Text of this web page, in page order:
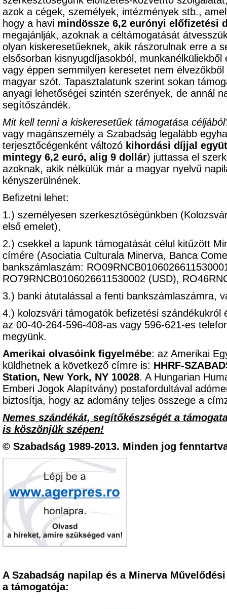
azok a cégek, személyek, intézmények stb.,
hogy a havi mindössze 6,2 eurónyi előfizetési
megajánlják, azoknak a céltámogatását
olyan kiskeresetűeknek, akik rászorulnak erre a
elsősorban kisnyugdíjasokból,
vagy éppen semmilyen keresetet nem
magyar szót. Tapasztalatunk szerint sokan
anyagi lehetőségei szintén szerények, de annál
segítőszándék.
Mit kell tenni a kiskeresetűek támogatása
vagy magánszemély a Szabadság legalább
terjesztőcégenként változó kihordási díjjal
mintegy 6,2 euró, alig 9 dollár) juttassa el
azoknak, akik nélkülük már a magyar nyelvű
kényszerülnének.
Befizetni lehet:
1.) személyesen szerkesztőségünkben
első emelet),
2.) csekkel a lapunk támogatását célul kitűzött
címére (Asociatia Culturala Minerva, Banca
bankszámlaszám:
RO79RNCB0106026611530002 (USD),
3.) banki átutalással a fenti bankszámlaszámra,
4.) kolozsvári támogatók befizetési
az 00-40-264-596-408-as vagy 596-621-es
megyünk.
Amerikai olvasóink figyelmébe: az Amerikai
küldhetnek a következő címre is: HHRF-
Station, New York, NY 10028. A Hungarian
Emberi Jogok Alapítvány) postafordultával
biztosítja, hogy az adomány teljes összege a
Nemes szándékát, segítőkészségét a
is köszönjük szépen!
© Szabadság 1989-2013. Minden jog
A Szabadság napilap és a Minerva
a támogatója: